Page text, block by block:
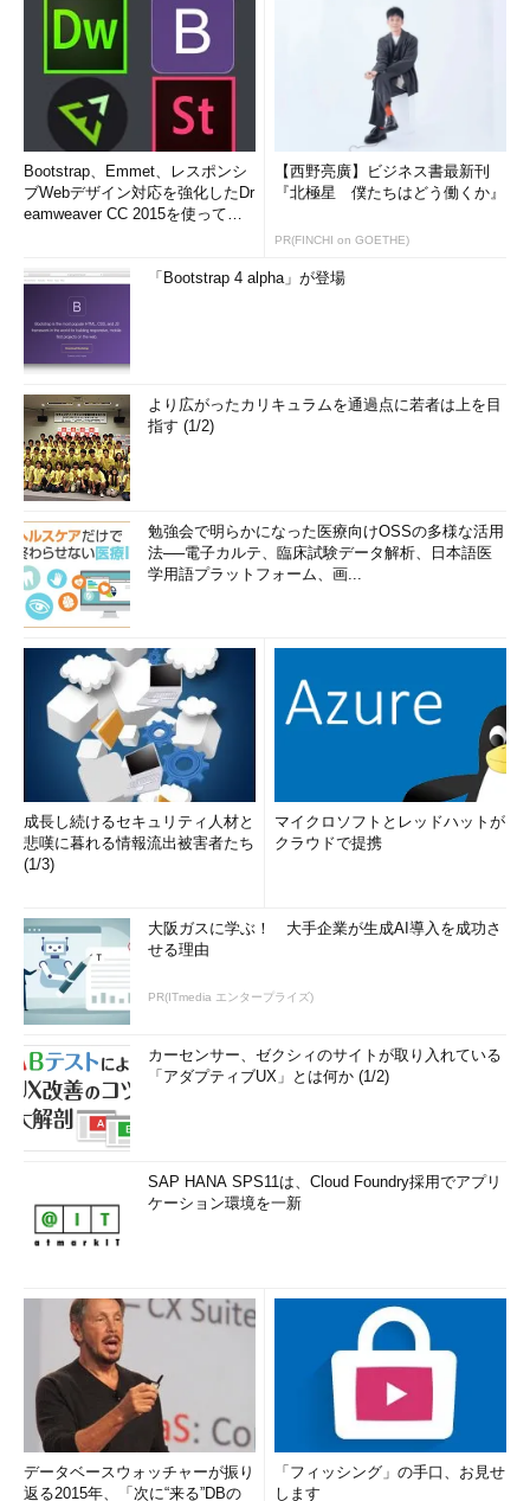
Bootstrap、Emmet、レスポンシ
ブWebデザイン対応を強化したDr
eamweaver CC 2015を使って
【西野亮廣】ビジネス書最新刊
『北極星 僕たちはどう働くか』
PR(FINCHI on GOETHE)
「Bootstrap 4 alpha」が登場
より広がったカリキュラムを通過点に若者は上を目
指す (1/2)
勉強会で明らかになった医療向けOSSの多様な活用
法──電子カルテ、臨床試験データ解析、日本語医
学用語プラットフォーム、画...
成長し続けるセキュリティ人材と
悲嘆に暮れる情報流出被害者たち
(1/3)
マイクロソフトとレッドハットが
クラウドで提携
大阪ガスに学ぶ！ 大手企業が生成AI導入を成功さ
せる理由
PR(ITmedia エンタープライズ)
カーセンサー、ゼクシィのサイトが取り入れている
「アダプティブUX」とは何か (1/2)
SAP HANA SPS11は、Cloud Foundry採用でアプリ
ケーション環境を一新
データベースウォッチャーが振り
返る2015年、「次に“来る”DBの
「フィッシング」の手口、お見せ
します